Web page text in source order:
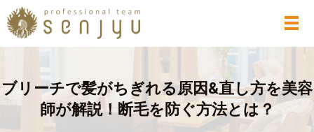
メ
ブリーチで髪がちぎれる原因&直し方を美容
師が解説！断毛を防ぐ方法とは？